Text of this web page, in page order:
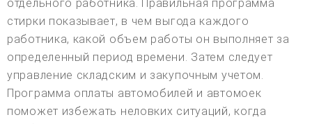
отдельного работника. Правильная программа
стирки показывает, в чем выгода каждого
работника, какой объем работы он выполняет за
определенный период времени. Затем следует
управление складским и закупочным учетом.
Программа оплаты автомобилей и автомоек
поможет избежать неловких ситуаций, когда